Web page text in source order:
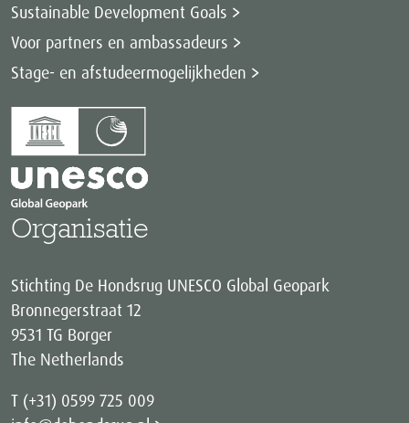
Sustainable Development Goals
Voor partners en ambassadeurs
Stage- en afstudeermogelijkheden
Organisatie
Stichting De Hondsrug UNESCO Global Geopark
Bronnegerstraat 12
9531 TG Borger
The Netherlands
T (+31) 0599 725 009